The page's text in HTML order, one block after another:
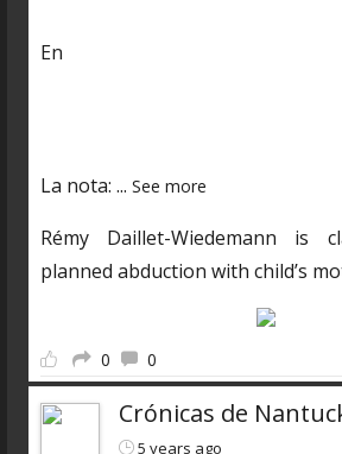
En
La nota: ... See more
Rémy Daillet-Wiedemann is
planned abduction with child’s
0 0
Crónicas de
5 years ago